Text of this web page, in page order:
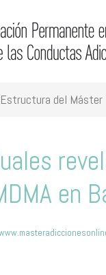
Estructura del Máster
en